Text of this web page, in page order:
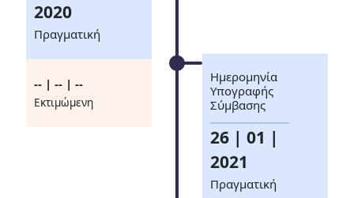
2020
Πραγματική
-- | -- | --
Eκτιμώμενη
Ημερομηνία
Υπογραφής
Σύμβασης
26 | 01 |
2021
Πραγματική